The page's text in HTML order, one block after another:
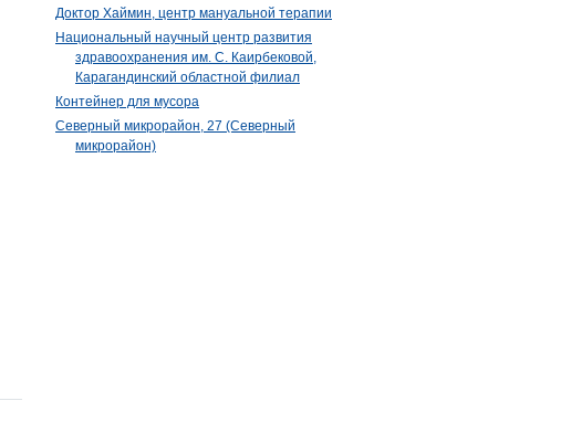
Доктор Хаймин, центр мануальной терапии
Национальный научный центр развития
здравоохранения им. С. Каирбековой,
Карагандинский областной филиал
Контейнер для мусора
Северный микрорайон, 27 (Северный
микрорайон)